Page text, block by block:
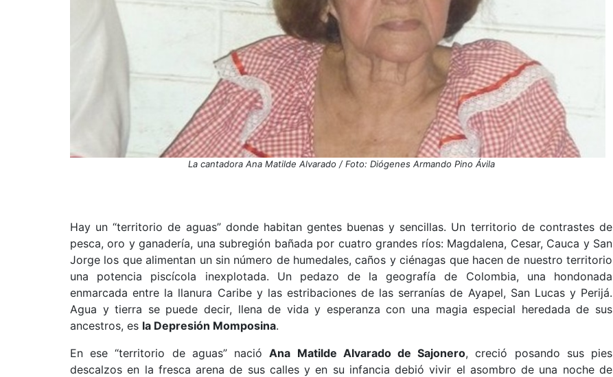
La cantadora Ana Matilde Alvarado / Foto: Diógenes Armando Pino Ávila
Hay un “territorio de aguas” donde habitan gentes buenas y sencillas. Un territorio de contrastes de
pesca, oro y ganadería, una subregión bañada por cuatro grandes ríos: Magdalena, Cesar, Cauca y San
Jorge los que alimentan un sin número de humedales, caños y ciénagas que hacen de nuestro territorio
una potencia piscícola inexplotada. Un pedazo de la geografía de Colombia, una hondonada
enmarcada entre la llanura Caribe y las estribaciones de las serranías de Ayapel, San Lucas y Perijá.
Agua y tierra se puede decir, llena de vida y esperanza con una magia especial heredada de sus
ancestros, es la Depresión Momposina.
En ese “territorio de aguas” nacióAna Matilde Alvarado de Sajonero, creció posando sus pies
descalzos en la fresca arena de sus calles y en su infancia debió vivir el asombro de una noche de